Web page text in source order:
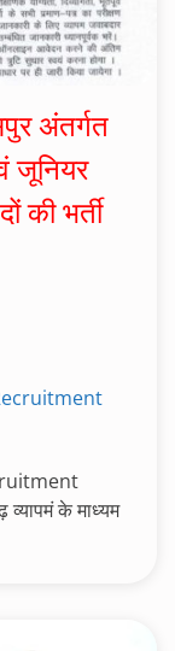
अंतर्गत
जूनियर
की भर्ती
व्यापमं के माध्यम